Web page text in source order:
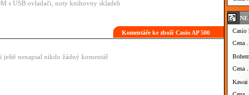
s USB ovladači, noty knihovny skladeb
Komentáře ke zboží Casio AP 500
ještě nenapsal nikdo žádný komentář
Casio
Cena
Cena